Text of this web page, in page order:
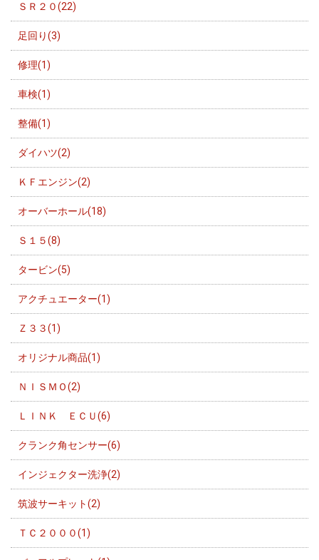
ＳＲ２０(22)
足回り(3)
修理(1)
車検(1)
整備(1)
ダイハツ(2)
ＫＦエンジン(2)
オーバーホール(18)
Ｓ１５(8)
タービン(5)
アクチュエーター(1)
Ｚ３３(1)
オリジナル商品(1)
ＮＩＳＭＯ(2)
ＬＩＮＫ ＥＣＵ(6)
クランク角センサー(6)
インジェクター洗浄(2)
筑波サーキット(2)
ＴＣ２０００(1)